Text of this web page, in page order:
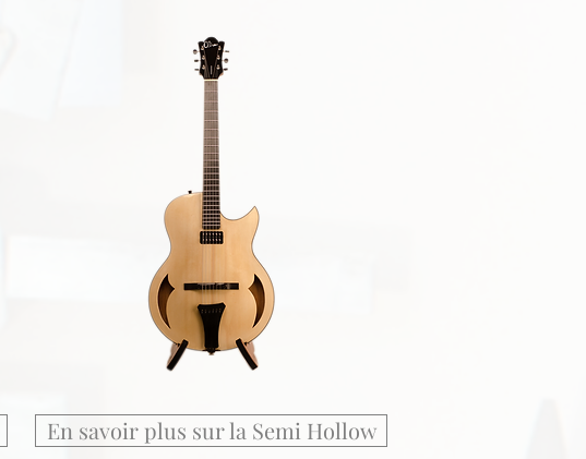
En savoir plus sur la Semi Hollow